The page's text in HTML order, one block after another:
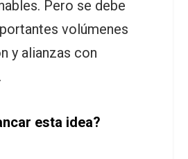
Pero se debe
volúmenes
y alianzas con
esta idea?